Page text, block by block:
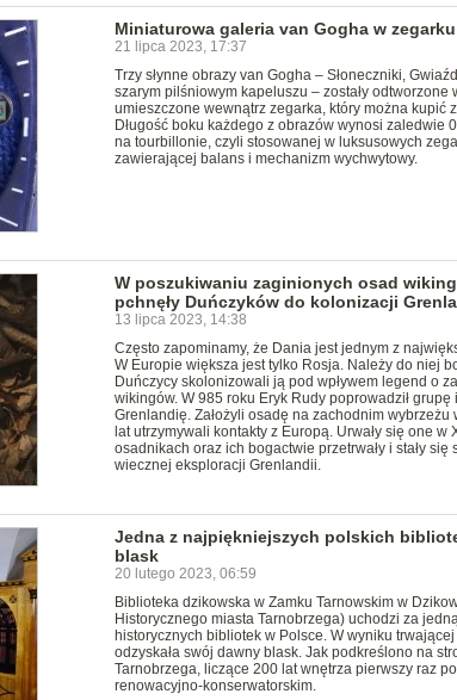
Miniaturowa galeria van Gogha w
21 lipca 2023, 17:37
Trzy słynne obrazy van Gogha – Słoneczniki,
szarym pilśniowym kapeluszu – zostały odtworzone
umieszczone wewnątrz zegarka, który można kupić
Długość boku każdego z obrazów wynosi zaledwie
na tourbillonie, czyli stosowanej w luksusowych
zawierającej balans i mechanizm wychwytowy.
W poszukiwaniu zaginionych osad
pchnęły Duńczyków do kolonizacji
13 lipca 2023, 14:38
Często zapominamy, że Dania jest jednym z
W Europie większa jest tylko Rosja. Należy do niej
Duńczycy skolonizowali ją pod wpływem legend o
wikingów. W 985 roku Eryk Rudy poprowadził
Grenlandię. Założyli osadę na zachodnim wybrzeżu
lat utrzymywali kontakty z Europą. Urwały się one w
osadnikach oraz ich bogactwie przetrwały i stały się
wiecznej eksploracji Grenlandii.
Jedna z najpiękniejszych polskich
blask
20 lutego 2023, 06:59
Biblioteka dzikowska w Zamku Tarnowskim w
Historycznego miasta Tarnobrzega) uchodzi za
historycznych bibliotek w Polsce. W wyniku
odzyskała swój dawny blask. Jak podkreślono na
Tarnobrzega, liczące 200 lat wnętrza pierwszy raz
renowacyjno-konserwatorskim.